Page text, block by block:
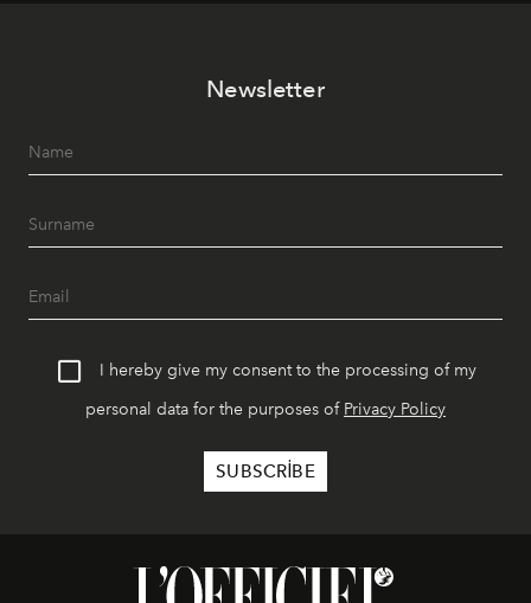
geceye taşıyarak her hafta farklı bir deneyim sunuyor.
Newsletter
I hereby give my consent to the processing of my
personal data for the purposes of Privacy Policy